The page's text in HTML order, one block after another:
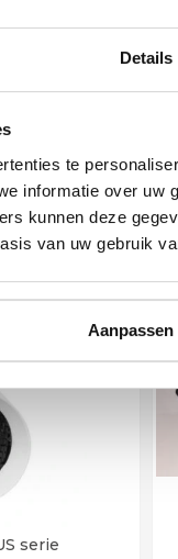
Details
te
informatie over
kunnen deze
van uw gebruik
Aanpassen
serie